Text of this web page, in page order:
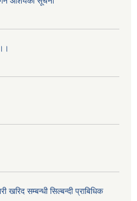
खरिद सम्बन्धी सिल्बन्दी प्राबिधिक